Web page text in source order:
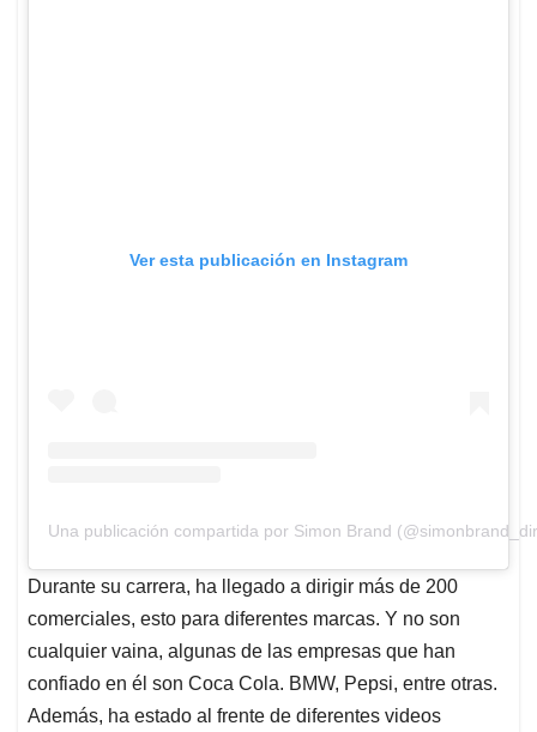
Ver esta publicación en Instagram
Una publicación compartida por Simon Brand
Durante su carrera, ha llegado a dirigir más de 200
comerciales, esto para diferentes marcas. Y no son
cualquier vaina, algunas de las empresas que han
confiado en él son Coca Cola. BMW, Pepsi, entre otras.
Además, ha estado al frente de diferentes videos